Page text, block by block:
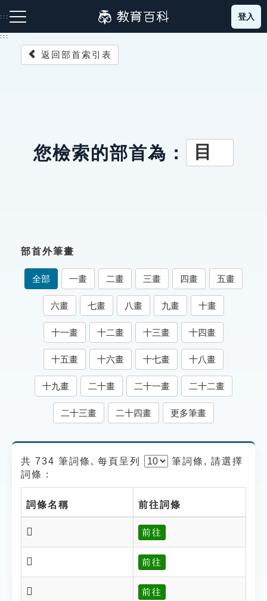
到
主
:::
成語故事
索引選單
知識索引
單字索引
生命大百科索引
遊戲專區
貓頭鷹博士
登入
:::
返回部首索引表
您檢索的部首為： 目
部首外筆畫
全部 一畫 二畫 三畫 四畫 五畫
六畫 七畫 八畫 九畫 十畫
十一畫 十二畫 十三畫 十四畫
十五畫 十六畫 十七畫 十八畫
十九畫 二十畫 二十一畫 二十二畫
二十三畫 二十四畫 更多筆畫
共 734 筆詞條, 每頁呈列 筆詞條, 請選擇
詞條：
詞條名稱 前往詞條
𥋀 前往
𥊾 前往
𥊿 前往